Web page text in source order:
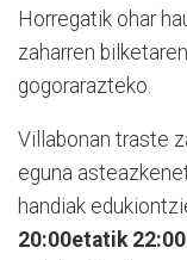
Horregatik ohar
zaharren
gogorarazteko.
Villabonan traste
eguna
handiak
20:00etatik